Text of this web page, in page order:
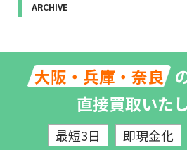
ARCHIVE
大阪・兵庫・奈良
直接買取いた
最短3日 即現金化